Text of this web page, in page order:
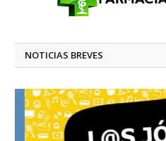
NOTICIAS BREVES